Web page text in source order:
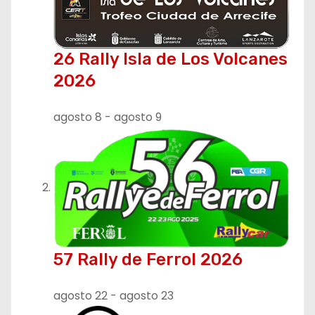
26 Rally Isla de Los Volcanes
2026
agosto 8 - agosto 9
57 Rally de Ferrol 2026
agosto 22 - agosto 23